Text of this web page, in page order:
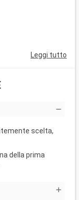
Leggi tutto
scelta,
della prima